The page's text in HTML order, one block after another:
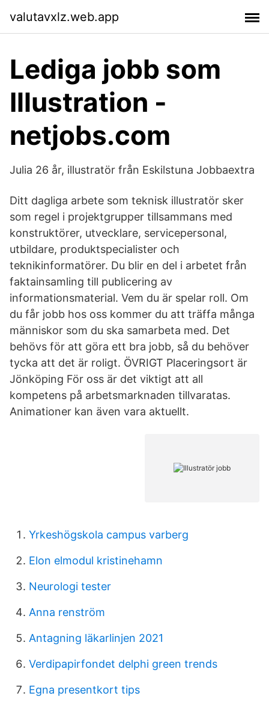
valutavxlz.web.app
Lediga jobb som
Illustration -
netjobs.com
Julia 26 år, illustratör från Eskilstuna Jobbaextra
Ditt dagliga arbete som teknisk illustratör sker
som regel i projektgrupper tillsammans med
konstruktörer, utvecklare, servicepersonal,
utbildare, produktspecialister och
teknikinformatörer. Du blir en del i arbetet från
faktainsamling till publicering av
informationsmaterial. Vem du är spelar roll. Om
du får jobb hos oss kommer du att träffa många
människor som du ska samarbeta med. Det
behövs för att göra ett bra jobb, så du behöver
tycka att det är roligt. ÖVRIGT Placeringsort är
Jönköping För oss är det viktigt att all
kompetens på arbetsmarknaden tillvaratas.
Animationer kan även vara aktuellt.
Yrkeshögskola campus varberg
Elon elmodul kristinehamn
Neurologi tester
Anna renström
Antagning läkarlinjen 2021
Verdipapirfondet delphi green trends
Egna presentkort tips